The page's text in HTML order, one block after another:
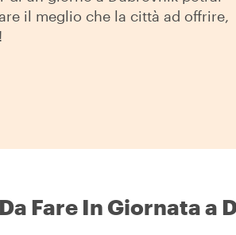
il meglio che la città ad offrire,
Fare In Giornata a